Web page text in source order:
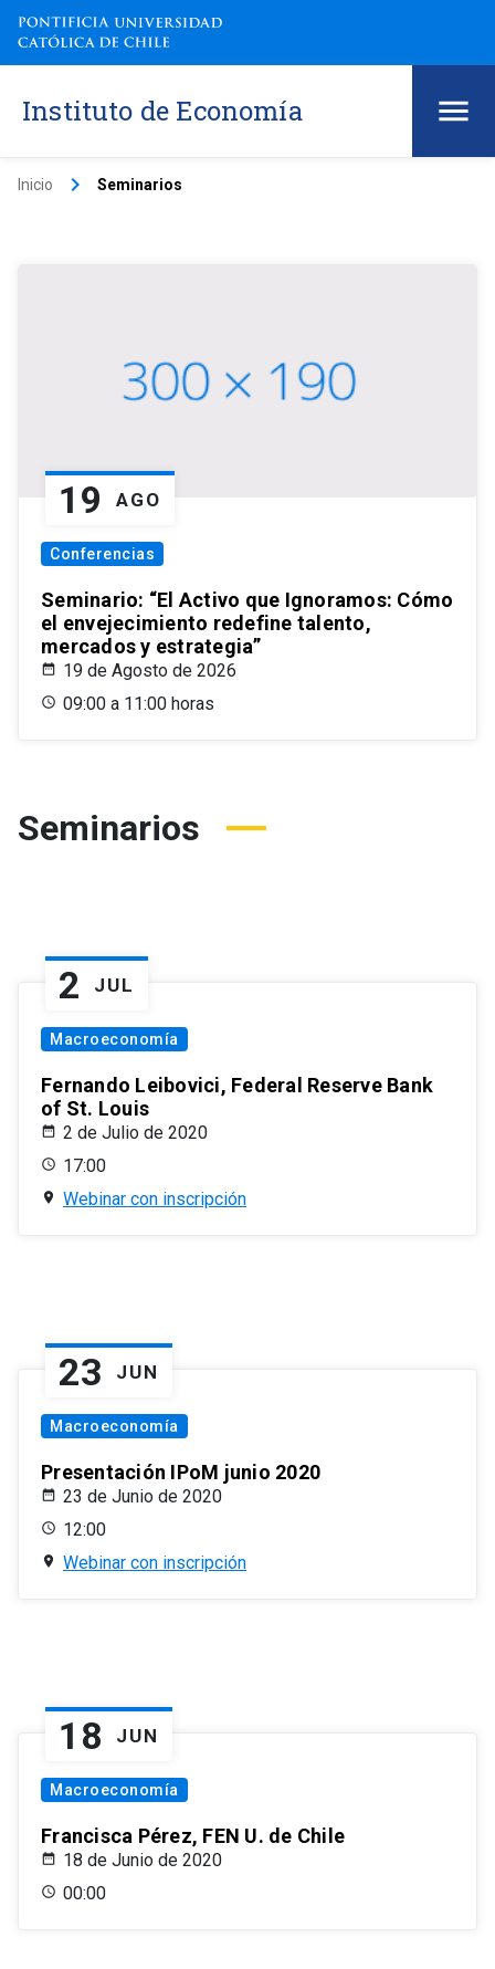
Instituto de Economía
Inicio keyboard_arrow_right Seminarios
19 AGO
Conferencias
Seminario: “El Activo que Ignoramos: Cómo
el envejecimiento redefine talento,
mercados y estrategia”
19 de Agosto de 2026
09:00 a 11:00 horas
Seminarios
2 JUL
Macroeconomía
Fernando Leibovici, Federal Reserve Bank
of St. Louis
2 de Julio de 2020
17:00
Webinar con inscripción
23 JUN
Macroeconomía
Presentación IPoM junio 2020
23 de Junio de 2020
12:00
Webinar con inscripción
18 JUN
Macroeconomía
Francisca Pérez, FEN U. de Chile
18 de Junio de 2020
00:00